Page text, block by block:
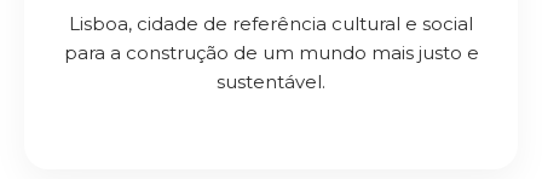
Lisboa, cidade de referência cultural e social
para a construção de um mundo mais justo e
sustentável.